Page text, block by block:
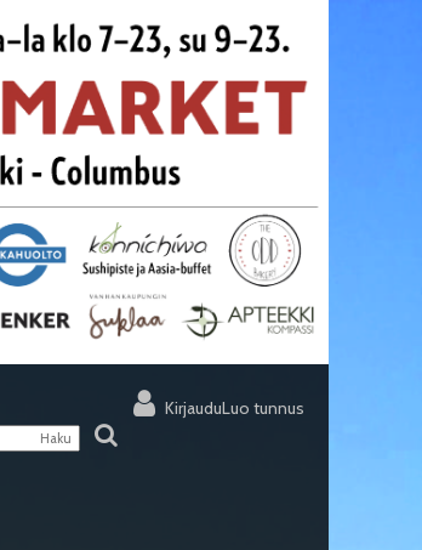
KirjauduLuo tunnus